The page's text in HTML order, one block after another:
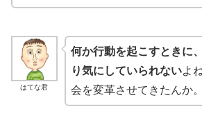
はてな君
何か行動を起こすときに
り気にしていられないよ
会を変革させてきたんか。